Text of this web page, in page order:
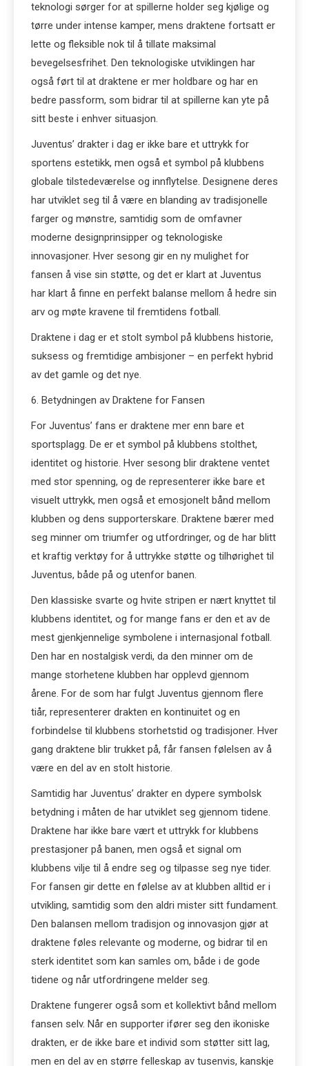
teknologi sørger for at spillerne holder seg kjølige og
tørre under intense kamper, mens draktene fortsatt er
lette og fleksible nok til å tillate maksimal
bevegelsesfrihet. Den teknologiske utviklingen har
også ført til at draktene er mer holdbare og har en
bedre passform, som bidrar til at spillerne kan yte på
sitt beste i enhver situasjon.
Juventus’ drakter i dag er ikke bare et uttrykk for
sportens estetikk, men også et symbol på klubbens
globale tilstedeværelse og innflytelse. Designene deres
har utviklet seg til å være en blanding av tradisjonelle
farger og mønstre, samtidig som de omfavner
moderne designprinsipper og teknologiske
innovasjoner. Hver sesong gir en ny mulighet for
fansen å vise sin støtte, og det er klart at Juventus
har klart å finne en perfekt balanse mellom å hedre sin
arv og møte kravene til fremtidens fotball.
Draktene i dag er et stolt symbol på klubbens historie,
suksess og fremtidige ambisjoner – en perfekt hybrid
av det gamle og det nye.
6. Betydningen av Draktene for Fansen
For Juventus’ fans er draktene mer enn bare et
sportsplagg. De er et symbol på klubbens stolthet,
identitet og historie. Hver sesong blir draktene ventet
med stor spenning, og de representerer ikke bare et
visuelt uttrykk, men også et emosjonelt bånd mellom
klubben og dens supporterskare. Draktene bærer med
seg minner om triumfer og utfordringer, og de har blitt
et kraftig verktøy for å uttrykke støtte og tilhørighet til
Juventus, både på og utenfor banen.
Den klassiske svarte og hvite stripen er nært knyttet til
klubbens identitet, og for mange fans er den et av de
mest gjenkjennelige symbolene i internasjonal fotball.
Den har en nostalgisk verdi, da den minner om de
mange storhetene klubben har opplevd gjennom
årene. For de som har fulgt Juventus gjennom flere
tiår, representerer drakten en kontinuitet og en
forbindelse til klubbens storhetstid og tradisjoner. Hver
gang draktene blir trukket på, får fansen følelsen av å
være en del av en stolt historie.
Samtidig har Juventus’ drakter en dypere symbolsk
betydning i måten de har utviklet seg gjennom tidene.
Draktene har ikke bare vært et uttrykk for klubbens
prestasjoner på banen, men også et signal om
klubbens vilje til å endre seg og tilpasse seg nye tider.
For fansen gir dette en følelse av at klubben alltid er i
utvikling, samtidig som den aldri mister sitt fundament.
Den balansen mellom tradisjon og innovasjon gjør at
draktene føles relevante og moderne, og bidrar til en
sterk identitet som kan samles om, både i de gode
tidene og når utfordringene melder seg.
Draktene fungerer også som et kollektivt bånd mellom
fansen selv. Når en supporter ifører seg den ikoniske
drakten, er de ikke bare et individ som støtter sitt lag,
men en del av en større felleskap av tusenvis, kanskje